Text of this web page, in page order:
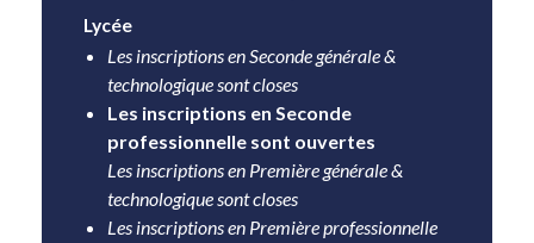
Lycée
Les inscriptions en Seconde générale &
technologique sont closes
Les inscriptions en Seconde
professionnelle sont ouvertes
Les inscriptions en Première générale &
technologique sont closes
Les inscriptions en Première professionnelle